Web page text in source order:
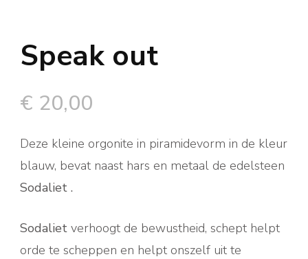
Speak out
€ 20,00
Deze kleine orgonite in piramidevorm in de kleur
blauw, bevat naast hars en metaal de edelsteen
Sodaliet .
Sodaliet verhoogt de bewustheid, schept helpt
orde te scheppen en helpt onszelf uit te